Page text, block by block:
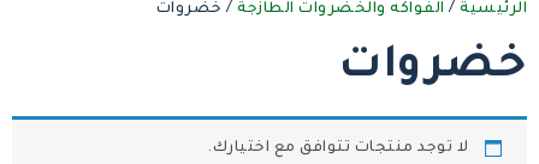
الرئيسية / الفواكه والخضروات الطازجة / خضروات
خضروات
لا توجد منتجات تتوافق مع اختيارك.